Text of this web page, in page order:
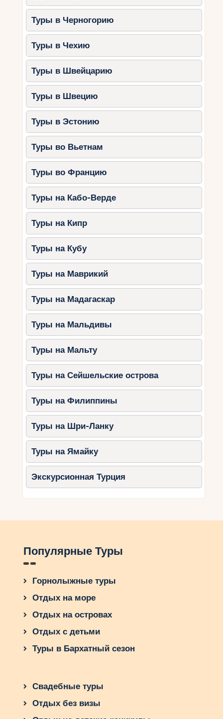
Туры в Черногорию
Туры в Чехию
Туры в Швейцарию
Туры в Швецию
Туры в Эстонию
Туры во Вьетнам
Туры во Францию
Туры на Кабо-Верде
Туры на Кипр
Туры на Кубу
Туры на Маврикий
Туры на Мадагаскар
Туры на Мальдивы
Туры на Мальту
Туры на Сейшельские острова
Туры на Филиппины
Туры на Шри-Ланку
Туры на Ямайку
Экскурсионная Турция
Популярные Туры
Горнолыжные туры
Отдых на море
Отдых на островах
Отдых с детьми
Туры в Бархатный сезон
Свадебные туры
Отдых без визы